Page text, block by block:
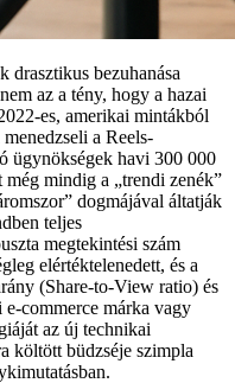
drasztikus bezuhanása
az a tény, hogy a hazai
es, amerikai mintákból
a Reels-
ügynökségek havi 300 000
mindig a „trendi zenék”
dogmájával áltatják
teljes
megtekintési szám
elértéktelenedett, és a
(Share-to-View ratio) és
commerce márka vagy
az új technikai
költött büdzséje szimpla